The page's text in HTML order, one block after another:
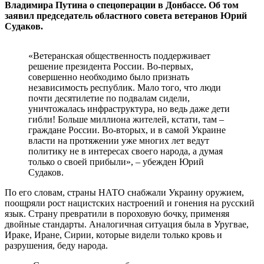
Владимира Путина о спецоперации в Донбассе. Об том
заявил председатель областного совета ветеранов Юрий
Судаков.
«Ветеранская общественность поддерживает
решение президента России. Во-первых,
совершенно необходимо было признать
независимость республик. Мало того, что люди
почти десятилетие по подвалам сидели,
уничтожалась инфраструктура, но ведь даже дети
гибли! Больше миллиона жителей, кстати, там –
граждане России. Во-вторых, и в самой Украине
власти на протяжении уже многих лет ведут
политику не в интересах своего народа, а думая
только о своей прибыли», – убежден Юрий
Судаков.
По его словам, страны НАТО снабжали Украину оружием,
поощряли рост нацистских настроений и гонения на русский
язык. Страну превратили в пороховую бочку, применяя
двойные стандарты. Аналогичная ситуация была в Уругвае,
Ираке, Иране, Сирии, которые видели только кровь и
разрушения, беду народа.